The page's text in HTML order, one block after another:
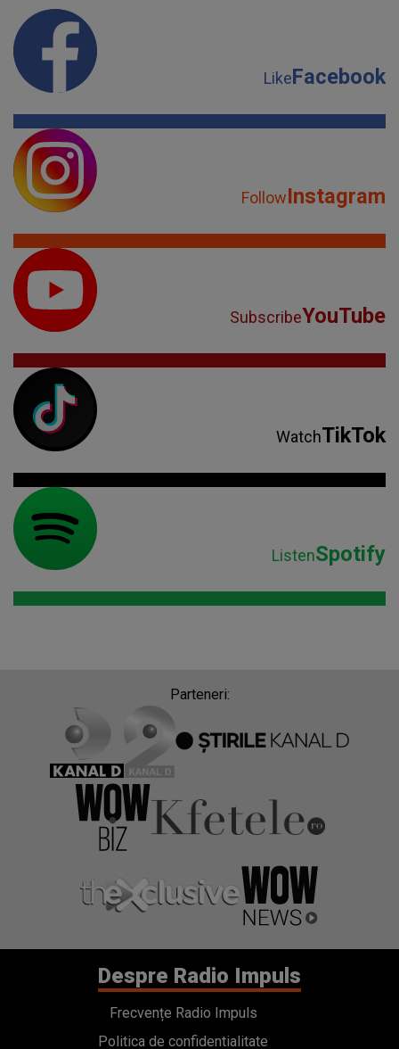
LikeFacebook
FollowInstagram
SubscribeYouTube
WatchTikTok
ListenSpotify
Parteneri:
Despre Radio Impuls
Frecvențe Radio Impuls
Politica de confidentialitate